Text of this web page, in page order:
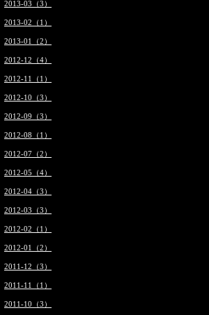
2013-03（3）
2013-02（1）
2013-01（2）
2012-12（4）
2012-11（1）
2012-10（3）
2012-09（3）
2012-08（1）
2012-07（2）
2012-05（4）
2012-04（3）
2012-03（3）
2012-02（1）
2012-01（2）
2011-12（3）
2011-11（1）
2011-10（3）